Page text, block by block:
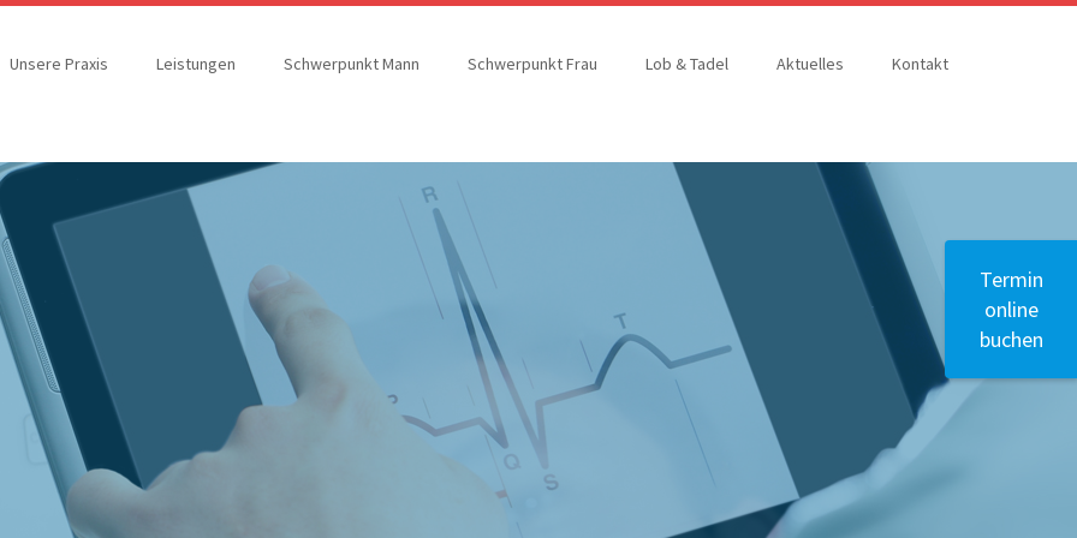
Unsere Praxis Leistungen Schwerpunkt Mann Schwerpunkt Frau Lob & Tadel Aktuelles Kontakt
Termin
online
buchen